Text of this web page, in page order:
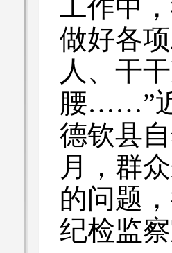
工作中
做好各
人、干
腰……”
德钦县
月，群
的问题
纪检监